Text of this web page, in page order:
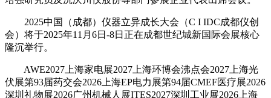
2025中国（成都）仪器立异成长大会（C I IDC成都仪创
会）将于2025年11月6日-8日正在成都世纪城新国际会展核心
隆沉举行。
AWE2027上海家电展2027上海环博会沸点会2027上海光
伏展第93届药交会2026上海EP电力展第94届CMEF医疗展2026
深圳礼物展2026广州机械人展ITES2027深圳工业展2026上海